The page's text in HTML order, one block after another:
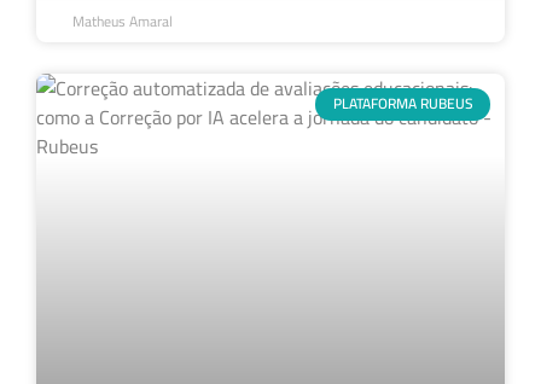
Matheus Amaral
PLATAFORMA RUBEUS